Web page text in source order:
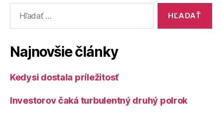
Najnovšie články
Kedysi dostala príležitosť
Investorov čaká turbulentný druhý polrok